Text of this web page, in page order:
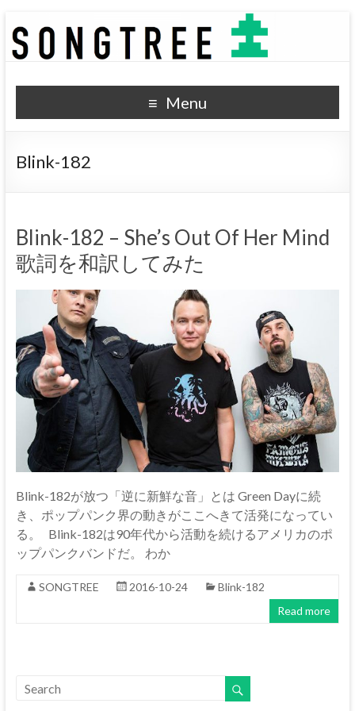
SONGTREE
洋楽歌詞の和訳なら
Menu
Blink-182
Blink-182 – She’s Out Of Her Mind
歌詞を和訳してみた
Blink-182が放つ「逆に新鮮な音」とは Green Dayに続
き、ポップパンク界の動きがここへきて活発になってい
る。 Blink-182は90年代から活動を続けるアメリカのポ
ップパンクバンドだ。 わか
SONGTREE 2016-10-24
Blink-182
Read more